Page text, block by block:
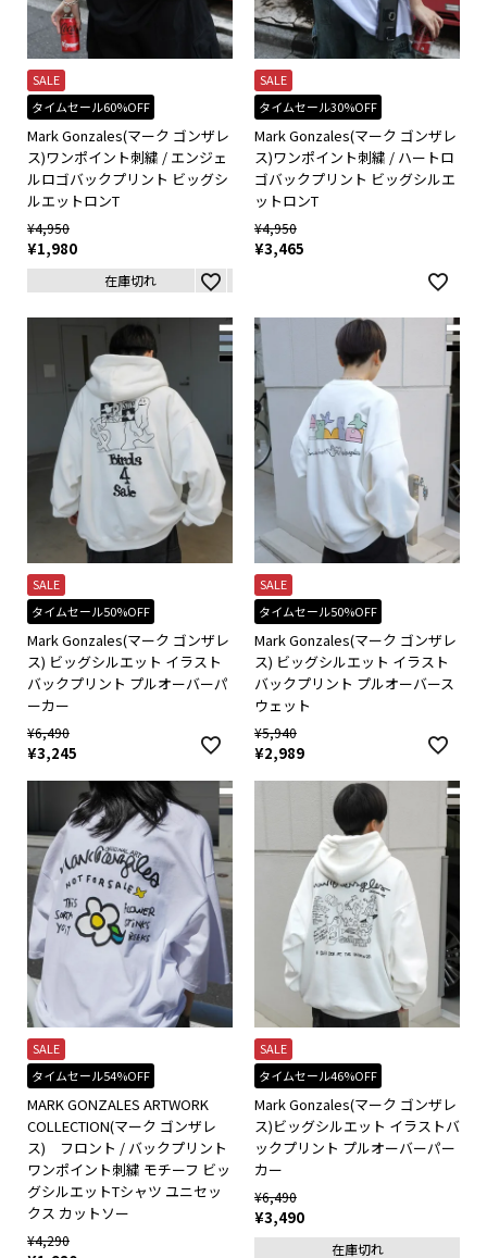
SALE
タイムセール60%OFF
Mark Gonzales(マーク ゴンザレ
ス)ワンポイント刺繍 / エンジェ
ルロゴバックプリント ビッグシ
ルエットロンT
¥4,950
¥1,980
在庫切れ
SALE
タイムセール30%OFF
Mark Gonzales(マーク ゴンザレ
ス)ワンポイント刺繍 / ハートロ
ゴバックプリント ビッグシルエ
ットロンT
¥4,950
¥3,465
SALE
タイムセール50%OFF
Mark Gonzales(マーク ゴンザレ
ス) ビッグシルエット イラスト
バックプリント プルオーバーパ
ーカー
¥6,490
¥3,245
SALE
タイムセール50%OFF
Mark Gonzales(マーク ゴンザレ
ス) ビッグシルエット イラスト
バックプリント プルオーバース
ウェット
¥5,940
¥2,989
SALE
タイムセール54%OFF
MARK GONZALES ARTWORK
COLLECTION(マーク ゴンザレ
ス) フロント / バックプリント
ワンポイント刺繍 モチーフ ビッ
グシルエットTシャツ ユニセッ
クス カットソー
¥4,290
SALE
タイムセール46%OFF
Mark Gonzales(マーク ゴンザレ
ス)ビッグシルエット イラストバ
ックプリント プルオーバーパー
カー
¥6,490
¥3,490
在庫切れ